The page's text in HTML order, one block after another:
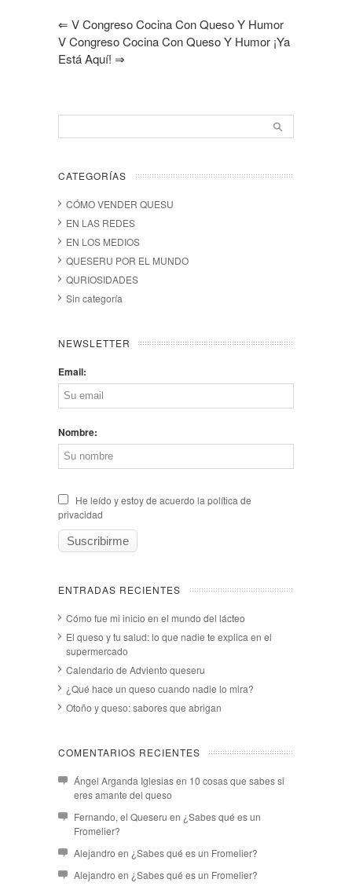
⇐ V Congreso Cocina Con Queso Y Humor
V Congreso Cocina Con Queso Y Humor ¡Ya
Está Aquí! ⇒
CATEGORÍAS
CÓMO VENDER QUESU
EN LAS REDES
EN LOS MEDIOS
QUESERU POR EL MUNDO
QURIOSIDADES
Sin categoría
NEWSLETTER
Email:
Nombre:
He leído y estoy de acuerdo la política de
privacidad
ENTRADAS RECIENTES
Cómo fue mi inicio en el mundo del lácteo
El queso y tu salud: lo que nadie te explica en el
supermercado
Calendario de Adviento queseru
¿Qué hace un queso cuando nadie lo mira?
Otoño y queso: sabores que abrigan
COMENTARIOS RECIENTES
Ángel Arganda Iglesiasen 10 cosas que sabes si
eres amante del queso
Fernando, el Queseru en ¿Sabes qué es un
Fromelier?
Alejandro en ¿Sabes qué es un Fromelier?
Alejandro en ¿Sabes qué es un Fromelier?